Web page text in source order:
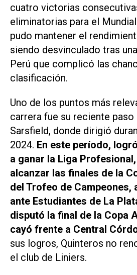
cuatro victorias
eliminatorias para el
pudo mantener el
siendo desvinculado tras
Perú que complicó las
clasificación.
Uno de los puntos más
carrera fue su reciente
Sarsfield, donde dirigió
2024. En este período,
a ganar la Liga
alcanzar las finales de la
del Trofeo de Campeones,
ante Estudiantes de La
disputó la final de la Copa
cayó frente a Central
sus logros, Quinteros no
el club de Liniers.